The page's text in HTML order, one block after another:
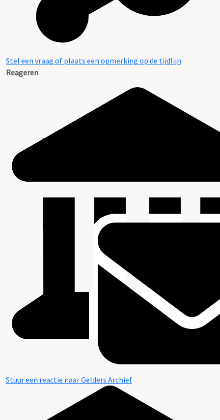
Stel een vraag of plaats een opmerking op de tijdlijn
Reageren
Stuur een reactie naar Gelders Archief